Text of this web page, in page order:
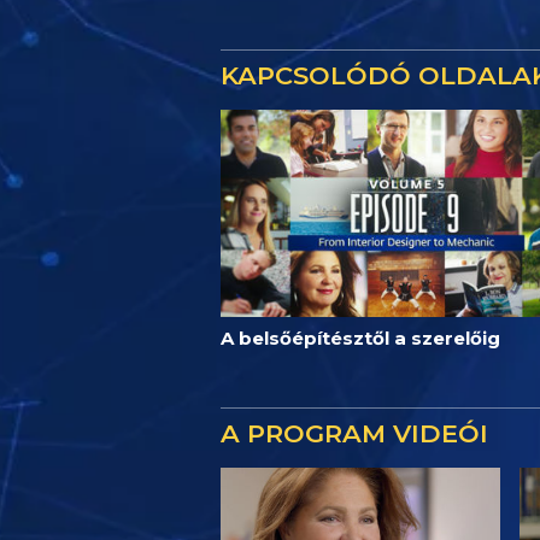
KAPCSOLÓDÓ
A belsőépítésztől a szerelőig
A PROGRAM VIDEÓI